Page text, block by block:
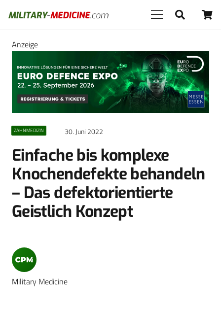
Anzeige
ZAHNMEDIZIN 30. Juni 2022
Einfache bis komplexe
Knochendefekte behandeln
– Das defektorientierte
Geistlich Konzept
Military Medicine